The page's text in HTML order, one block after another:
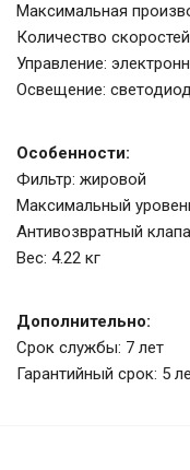
Максимальная
Количество
Управление:
Освещение:
Особенности:
Фильтр: жировой
Максимальный
Антивозвратный
Вес: 4.22 кг
Дополнительно:
Срок службы: 7 лет
Гарантийный срок: 5